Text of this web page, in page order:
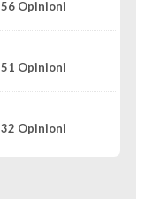
56 Opinioni
51 Opinioni
32 Opinioni